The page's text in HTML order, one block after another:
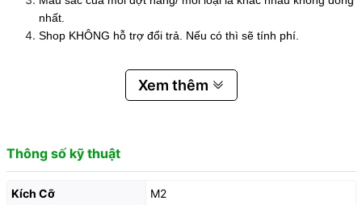
nhất.
Shop KHÔNG hỗ trợ đổi trả. Nếu có thì sẽ tính phí.
Xem thêm
Thông số kỹ thuật
Kích Cỡ
M2